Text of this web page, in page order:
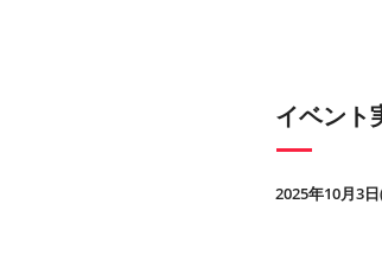
イベント
2025年10月3